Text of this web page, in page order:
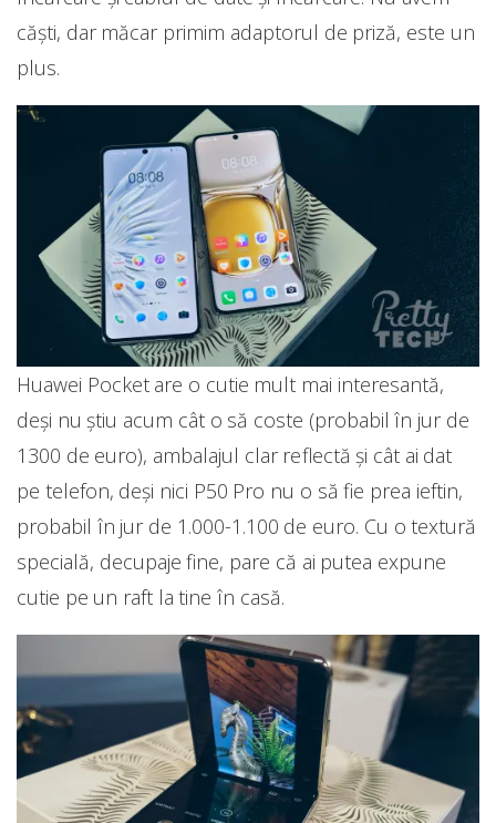
căști, dar măcar primim adaptorul de priză, este un
plus.
Huawei Pocket are o cutie mult mai interesantă,
deși nu știu acum cât o să coste (probabil în jur de
1300 de euro), ambalajul clar reflectă și cât ai dat
pe telefon, deși nici P50 Pro nu o să fie prea ieftin,
probabil în jur de 1.000-1.100 de euro. Cu o textură
specială, decupaje fine, pare că ai putea expune
cutie pe un raft la tine în casă.